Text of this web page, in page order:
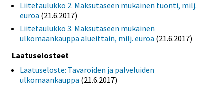
Liitetaulukko 2. Maksutaseen mukainen tuonti, milj.
euroa (21.6.2017)
Liitetaulukko 3. Maksutaseen mukainen
ulkomaankauppa alueittain, milj. euroa (21.6.2017)
Laatuselosteet
Laatuseloste: Tavaroiden ja palveluiden
ulkomaankauppa (21.6.2017)